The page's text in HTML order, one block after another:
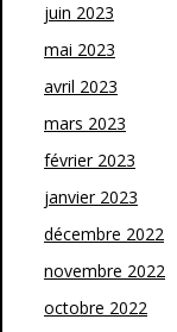
juin 2023
mai 2023
avril 2023
mars 2023
février 2023
janvier 2023
décembre 2022
novembre 2022
octobre 2022